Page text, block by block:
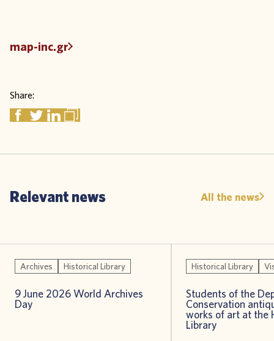
map-inc.gr
Share:
Relevant news All the news
Archives Historical Library
9 June 2026 World Archives
Day
Historical Library
Students of the
Conservation
works of art at the
Library